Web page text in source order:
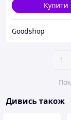
Купити
Goodshop
1
Дивись також